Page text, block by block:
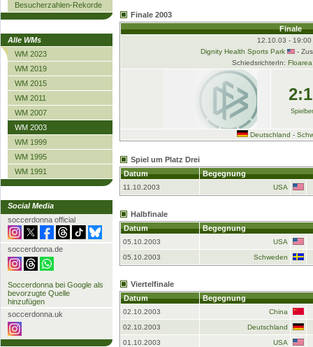
Besucherzahlen-Rekorde
Alle WMs
WM 2023
WM 2019
WM 2015
WM 2011
WM 2007
WM 2003
WM 1999
WM 1995
WM 1991
Social Media
soccerdonna official
soccerdonna.de
Soccerdonna bei Google als
bevorzugte Quelle
hinzufügen
soccerdonna.uk
Finale 2003
Finale
12.10.03 - 19:00
Dignity Health Sports Park
-
SchiedsrichterIn:
2:1
Deutschland -
Spiel um Platz Drei
Datum
Begegnung
11.10.2003 USA
Halbfinale
Datum
Begegnung
05.10.2003
USA
05.10.2003
Schweden
Viertelfinale
Datum
Begegnung
02.10.2003
China
02.10.2003
Deutschland
01.10.2003
USA